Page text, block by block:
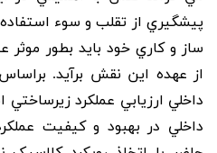
پيشگيري از تقلب و سوء
ساز و کاري خود بايد بطور موثر
از عهده اين نقش برآيد.
داخلي ارزيابي عملکرد
داخلي در بهبود و کيفيت